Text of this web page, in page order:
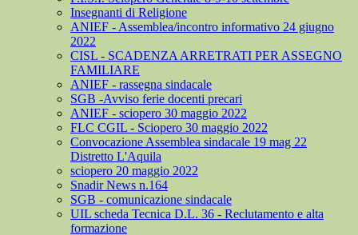
Insegnanti di Religione
ANIEF - Assemblea/incontro informativo 24 giugno
2022
CISL - SCADENZA ARRETRATI PER ASSEGNO
FAMILIARE
ANIEF - rassegna sindacale
SGB -Avviso ferie docenti precari
ANIEF - sciopero 30 maggio 2022
FLC CGIL - Sciopero 30 maggio 2022
Convocazione Assemblea sindacale 19 mag 22
Distretto L'Aquila
sciopero 20 maggio 2022
Snadir News n.164
SGB - comunicazione sindacale
UIL scheda Tecnica D.L. 36 - Reclutamento e alta
formazione